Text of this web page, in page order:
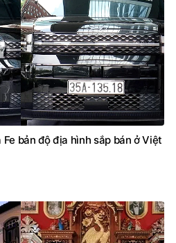
bản độ địa hình sắp bán ở Việt